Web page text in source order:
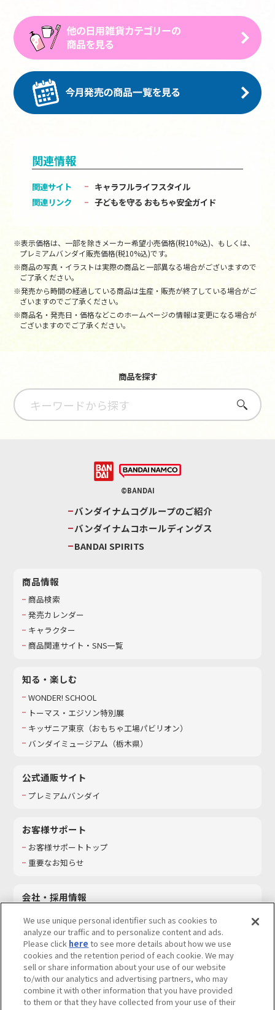
関連情報
関連サイト
キャラフルライフスタイル
関連リンク
子どもを守る おもちゃ安全ガイド
※表示価格は、一部を除きメーカー希望小売価格(税10%込)、もしくは、
プレミアムバンダイ販売価格(税10%込)です。
※商品の写真・イラストは実際の商品と一部異なる場合がございますので
ご了承ください。
※発売から時間の経過している商品は生産・販売が終了している場合がご
ざいますのでご了承ください。
※商品名・発売日・価格などこのホームページの情報は変更になる場合が
ございますのでご了承ください。
商品を探す
さがす
©BANDAI
バンダイナムコグループのご紹介
バンダイナムコホールディングス
BANDAI SPIRITS
商品情報
商品検索
発売カレンダー
キャラクター
商品関連サイト・SNS一覧
知る・楽しむ
WONDER! SCHOOL
トーマス・エジソン特別展
キッザニア東京（おもちゃ工場パビリオン）​
バンダイミュージアム（栃木県）
公式通販サイト
プレミアムバンダイ
お客様サポート
お客様サポートトップ
重要なお知らせ
会社・採用情報
採用情報
サステナビリティ
お問い合わせ
We use unique personal identifier such as cookies to
analyze our traffic and to personalize content and ads.
Please click here to see more details about how we use
cookies and the retention period of each cookie. We may
sell or share information about your use of our website
to/with our analytics and advertising partners, who may
combine it with other information that you have provided
to them or that they have collected from your use of their